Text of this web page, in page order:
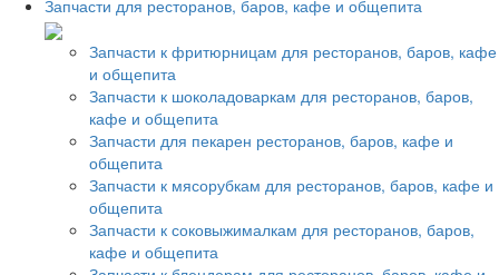
Запчасти для ресторанов, баров, кафе и общепита
Запчасти к фритюрницам для ресторанов, баров, кафе
и общепита
Запчасти к шоколадоваркам для ресторанов, баров,
кафе и общепита
Запчасти для пекарен ресторанов, баров, кафе и
общепита
Запчасти к мясорубкам для ресторанов, баров, кафе и
общепита
Запчасти к соковыжималкам для ресторанов, баров,
кафе и общепита